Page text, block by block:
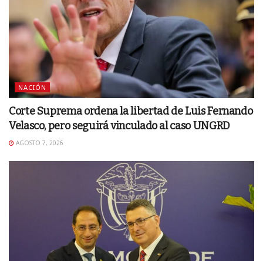
NACIÓN
Corte Suprema ordena la libertad de Luis Fernando
Velasco, pero seguirá vinculado al caso UNGRD
AGOSTO 7, 2026